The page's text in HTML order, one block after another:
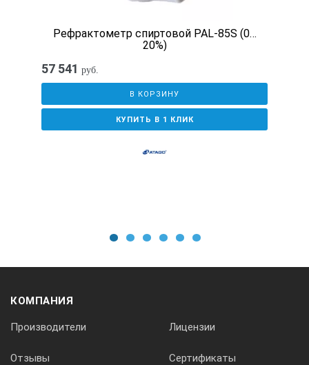
Рефрактометр спиртовой PAL-85S (0…
20%)
57 541 руб.
В КОРЗИНУ
КУПИТЬ В 1 КЛИК
КОМПАНИЯ
Производители Лицензии
Отзывы Сертификаты